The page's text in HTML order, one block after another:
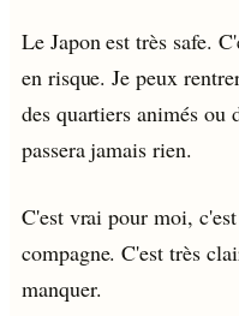
Le Japon est très safe.
en risque. Je peux
des quartiers animés ou
passera jamais rien.
C'est vrai pour moi,
compagne. C'est très
manquer.